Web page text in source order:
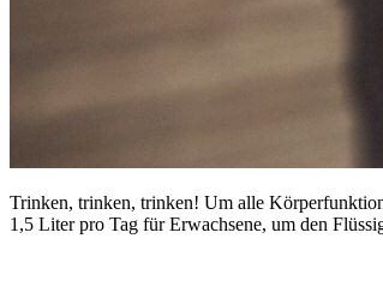
Trinken, trinken, trinken! Um alle
1,5 Liter pro Tag für Erwachsene, um den